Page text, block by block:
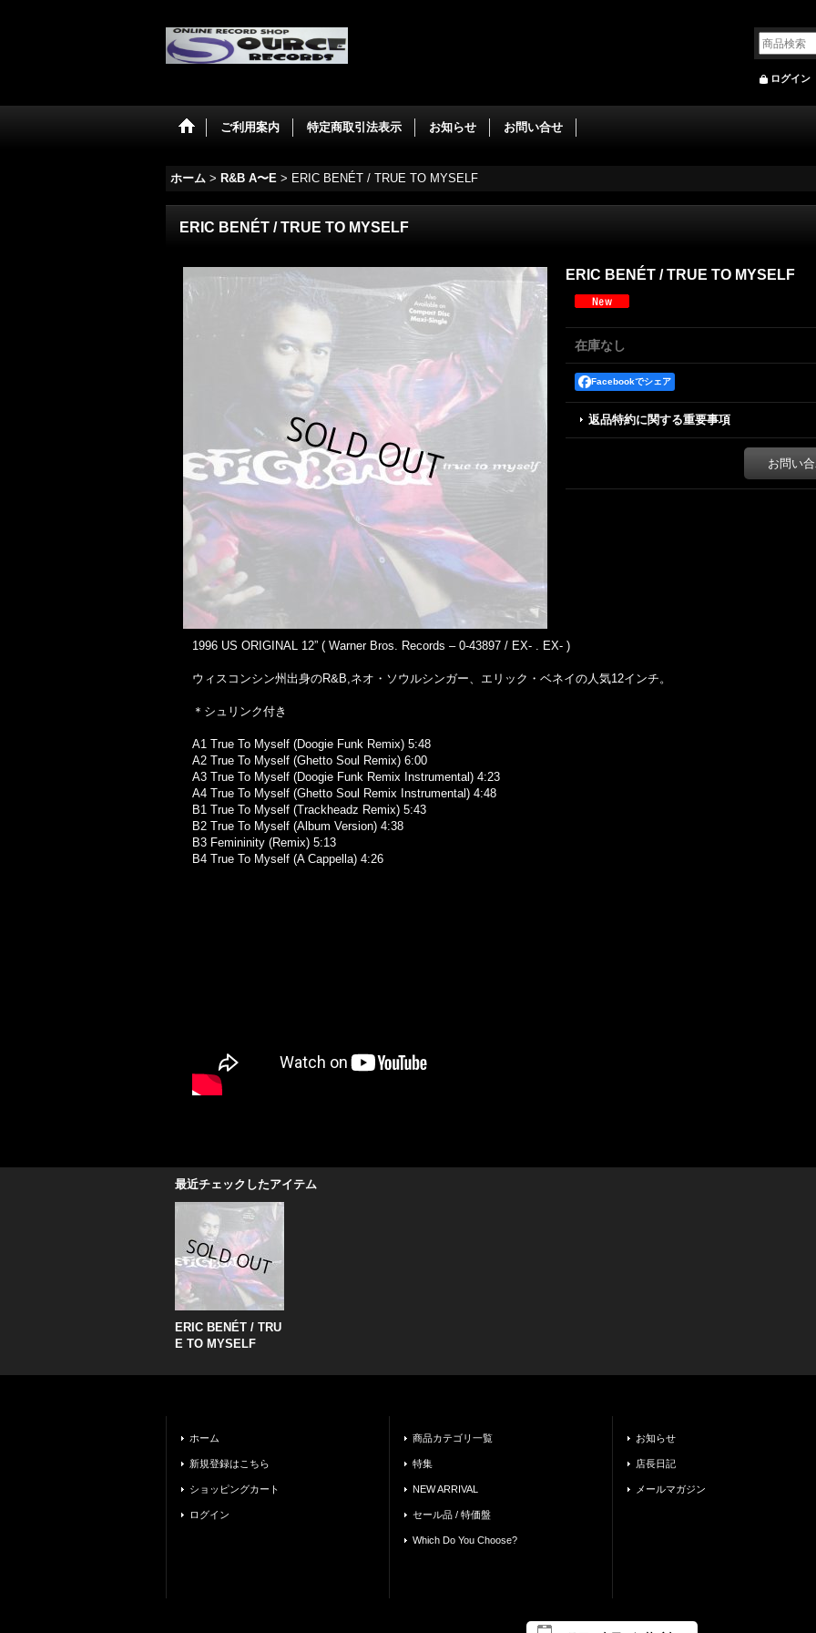
ログイン
ご利用案内 特定商取引法表示 お知らせ お問い合せ
ホーム > R&B A〜E > ERIC BENÉT / TRUE TO MYSELF
ERIC BENÉT / TRUE TO MYSELF
ERIC BENÉT / TRUE TO MYSELF
在庫なし
Facebookでシェア
返品特約に関する重要事項
お問い
1996 US ORIGINAL 12” ( Warner Bros. Records – 0-43897 / EX- . EX- )
ウィスコンシン州出身のR&B,ネオ・ソウルシンガー、エリック・ベネイの人気12インチ。
＊シュリンク付き
A1 True To Myself (Doogie Funk Remix) 5:48
A2 True To Myself (Ghetto Soul Remix) 6:00
A3 True To Myself (Doogie Funk Remix Instrumental) 4:23
A4 True To Myself (Ghetto Soul Remix Instrumental) 4:48
B1 True To Myself (Trackheadz Remix) 5:43
B2 True To Myself (Album Version) 4:38
B3 Femininity (Remix) 5:13
B4 True To Myself (A Cappella) 4:26
最近チェックしたアイテム
ERIC BENÉT / TRU
E TO MYSELF
ホーム
新規登録はこちら
ショッピングカート
ログイン
商品カテゴリ一覧
特集
NEW ARRIVAL
セール品 / 特価盤
Which Do You Choose?
お知らせ
店長日記
メールマガジン